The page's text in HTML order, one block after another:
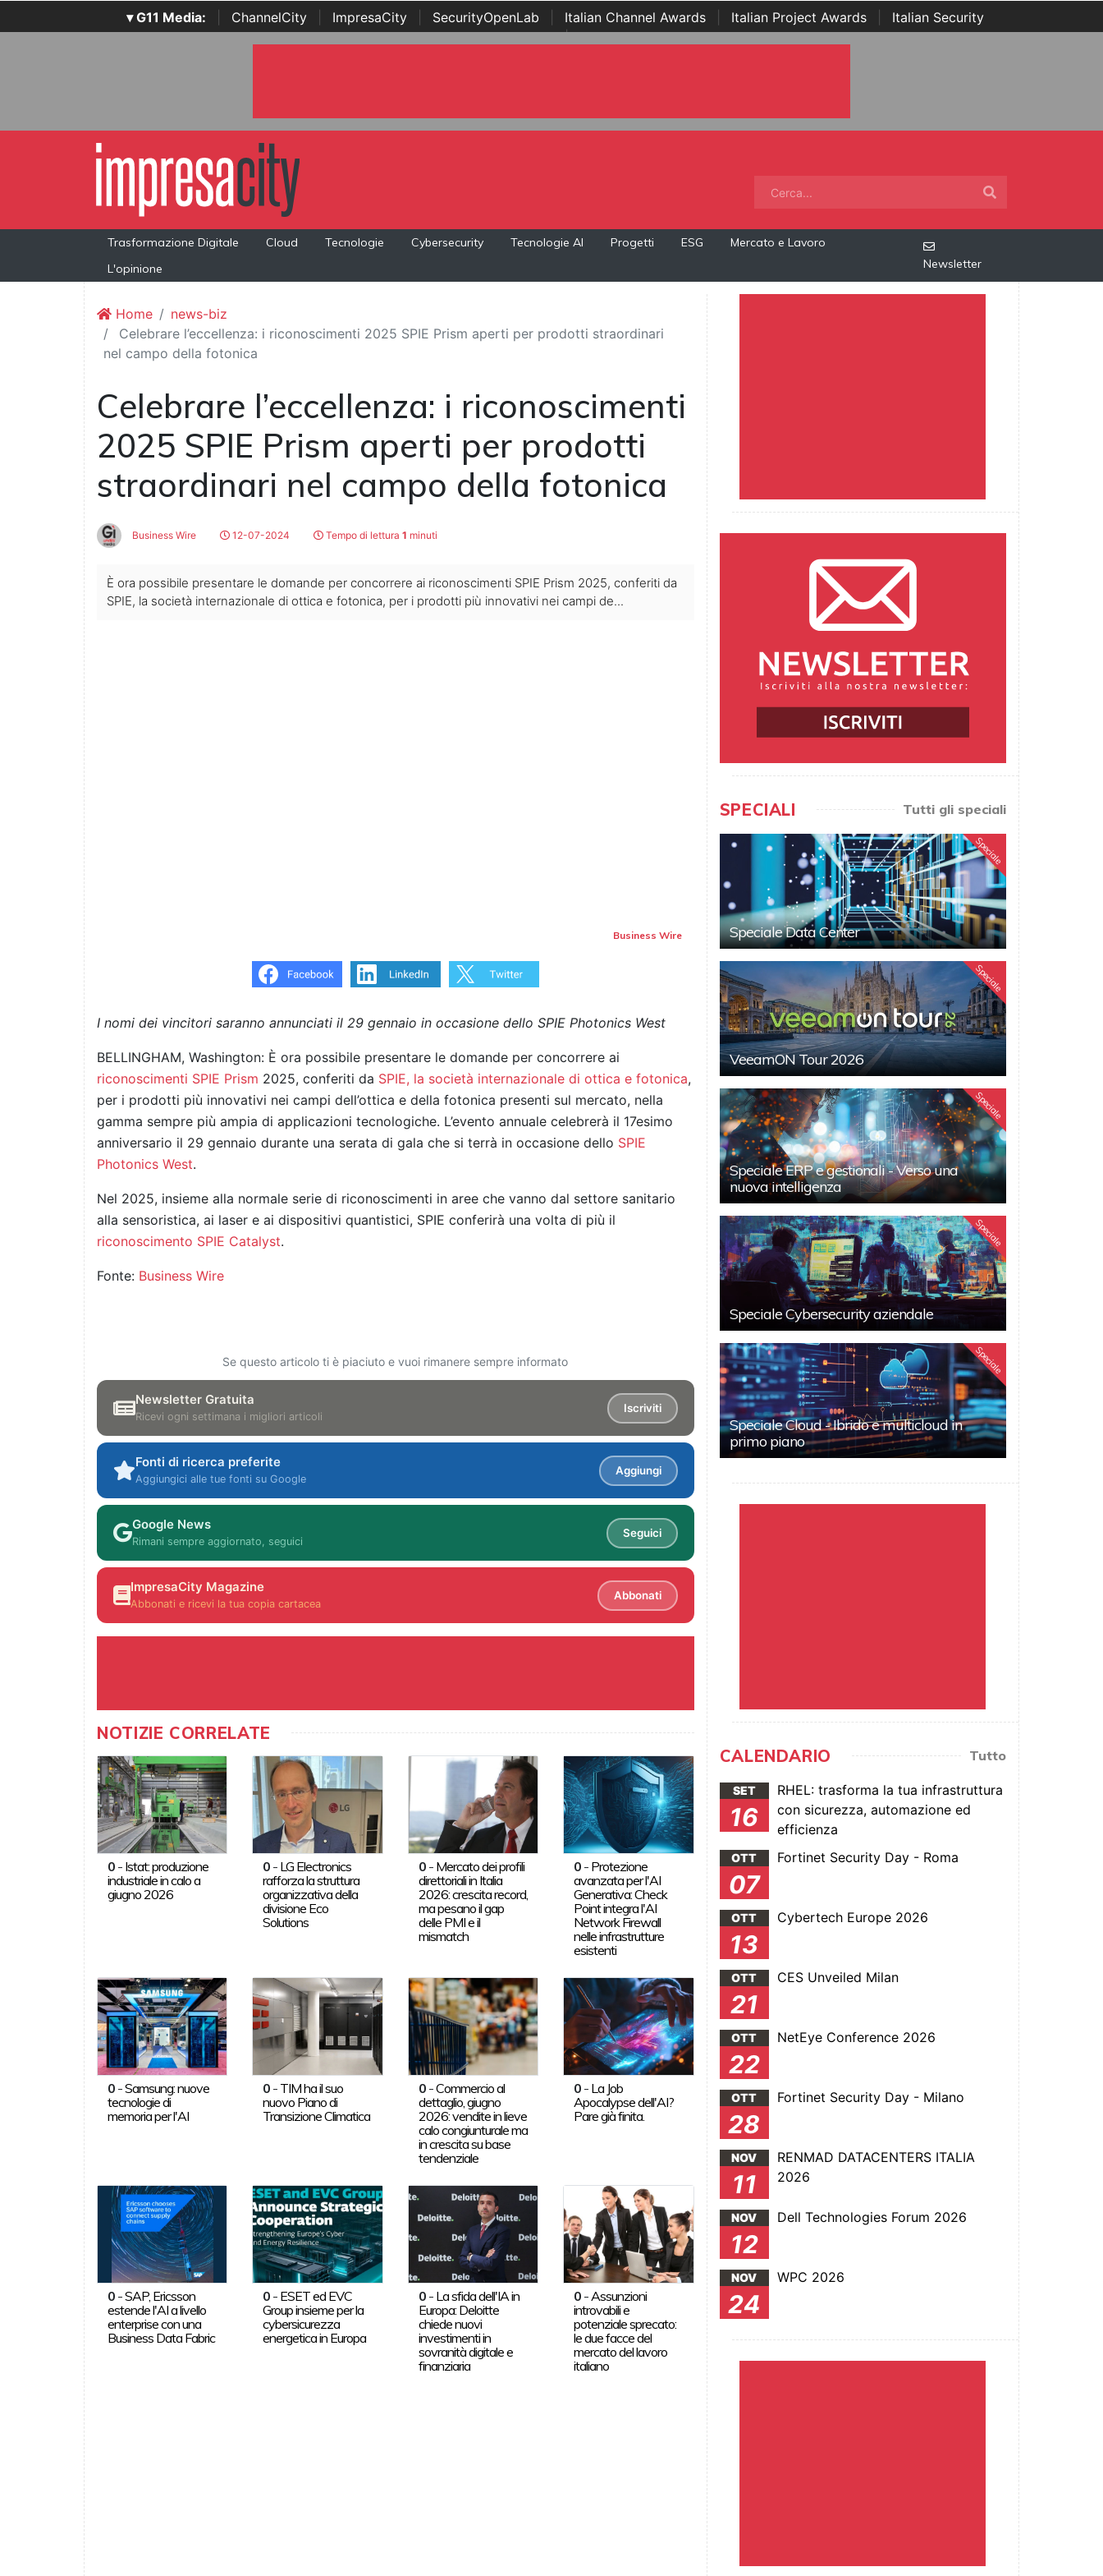
▾ G11 Media: ChannelCity ImpresaCity SecurityOpenLab Italian Channel Awards Italian Project Awards
Italian Security
Awards | ...
Trasformazione Digitale Cloud Tecnologie Cybersecurity Tecnologie AI Progetti ESG
Mercato e Lavoro
L'opinione
Newsletter
Home
news-biz
Celebrare l’eccellenza: i riconoscimenti 2025 SPIE Prism aperti per prodotti straordinari
nel campo della fotonica
Celebrare l’eccellenza: i riconoscimenti
2025 SPIE Prism aperti per prodotti
straordinari nel campo della fotonica
Business Wire 12-07-2024 Tempo di lettura 1 minuti
È ora possibile presentare le domande per concorrere ai riconoscimenti SPIE Prism 2025, conferiti da
SPIE, la società internazionale di ottica e fotonica, per i prodotti più innovativi nei campi de...
Business Wire
I nomi dei vincitori saranno annunciati il 29 gennaio in occasione dello SPIE Photonics West
BELLINGHAM, Washington: È ora possibile presentare le domande per concorrere ai
riconoscimenti SPIE Prism 2025, conferiti da SPIE, la società internazionale di ottica e fotonica,
per i prodotti più innovativi nei campi dell’ottica e della fotonica presenti sul mercato, nella
gamma sempre più ampia di applicazioni tecnologiche. L’evento annuale celebrerà il 17esimo
anniversario il 29 gennaio durante una serata di gala che si terrà in occasione dello SPIE
Photonics West.
Nel 2025, insieme alla normale serie di riconoscimenti in aree che vanno dal settore sanitario
alla sensoristica, ai laser e ai dispositivi quantistici, SPIE conferirà una volta di più il
riconoscimento SPIE Catalyst.
Fonte: Business Wire
Se questo articolo ti è piaciuto e vuoi rimanere sempre informato
Newsletter Gratuita
Ricevi ogni settimana i migliori articoli
Iscriviti
Fonti di ricerca preferite
Aggiungici alle tue fonti su Google
Aggiungi
Google News
Rimani sempre aggiornato, seguici
Seguici
ImpresaCity Magazine
Abbonati e ricevi la tua copia cartacea
Abbonati
NOTIZIE CORRELATE
0- Istat: produzione
industriale in calo a
giugno 2026
0 - LG Electronics
rafforza la struttura
organizzativa della
divisione Eco
Solutions
0- Mercato dei profili
direttoriali in Italia
2026: crescita record,
ma pesano il gap
delle PMI e il
mismatch
0 - Protezione
avanzata per l'AI
Generativa: Check
Point integra l'AI
Network Firewall
nelle infrastrutture
esistenti
0-Samsung: nuove
tecnologie di
memoria per l'AI
0 - TIM ha il suo
nuovo Piano di
Transizione Climatica
0-Commercio al
dettaglio, giugno
2026: vendite in lieve
calo congiunturale ma
in crescita su base
tendenziale
0 - La Job
Apocalypse dell'AI?
Pare già finita.
0-SAP, Ericsson
estende l'AI a livello
enterprise con una
Business Data Fabric
0 - ESET ed EVC
Group insieme per la
cybersicurezza
energetica in Europa
0- La sfida dell'IA in
Europa: Deloitte
chiede nuovi
investimenti in
sovranità digitale e
finanziaria
0 - Assunzioni
introvabili e
potenziale sprecato:
le due facce del
mercato del lavoro
italiano
SPECIALI Tutti gli speciali
Speciale
Speciale Data Center
Speciale
VeeamON Tour 2026
Speciale
Speciale ERP e gestionali - Verso una
nuova intelligenza
Speciale
Speciale Cybersecurity aziendale
Speciale
Speciale Cloud - Ibrido e multicloud in
primo piano
CALENDARIO Tutto
SET
16
RHEL: trasforma la tua infrastruttura
con sicurezza, automazione ed
efficienza
OTT
07
Fortinet Security Day - Roma
OTT
13
Cybertech Europe 2026
OTT
21
CES Unveiled Milan
OTT
22
NetEye Conference 2026
OTT
28
Fortinet Security Day - Milano
NOV
11
RENMAD DATACENTERS ITALIA
2026
NOV
12
Dell Technologies Forum 2026
NOV
24
WPC 2026